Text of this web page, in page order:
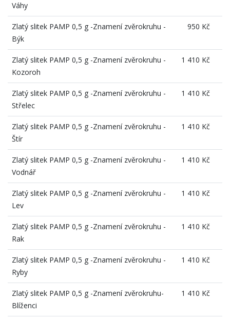
Váhy
Zlatý slitek PAMP 0,5 g -Znamení zvěrokruhu -
Býk
950 Kč
Zlatý slitek PAMP 0,5 g -Znamení zvěrokruhu -
Kozoroh
1 410 Kč
Zlatý slitek PAMP 0,5 g -Znamení zvěrokruhu -
Střelec
1 410 Kč
Zlatý slitek PAMP 0,5 g -Znamení zvěrokruhu -
Štír
1 410 Kč
Zlatý slitek PAMP 0,5 g -Znamení zvěrokruhu -
Vodnář
1 410 Kč
Zlatý slitek PAMP 0,5 g -Znamení zvěrokruhu -
Lev
1 410 Kč
Zlatý slitek PAMP 0,5 g -Znamení zvěrokruhu -
Rak
1 410 Kč
Zlatý slitek PAMP 0,5 g -Znamení zvěrokruhu -
Ryby
1 410 Kč
Zlatý slitek PAMP 0,5 g -Znamení zvěrokruhu-
Blíženci
1 410 Kč